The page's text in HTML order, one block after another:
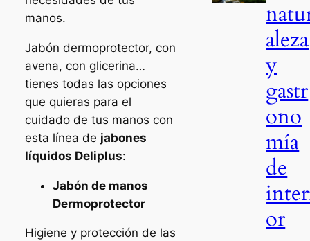
manos.
Jabón dermoprotector, con
avena, con glicerina…
tienes todas las opciones
que quieras para el
cuidado de tus manos con
esta línea de jabones
líquidos Deliplus:
Jabón de manos
Dermoprotector
Higiene y protección de las
aleza
y
gastr
ono
mía
de
or